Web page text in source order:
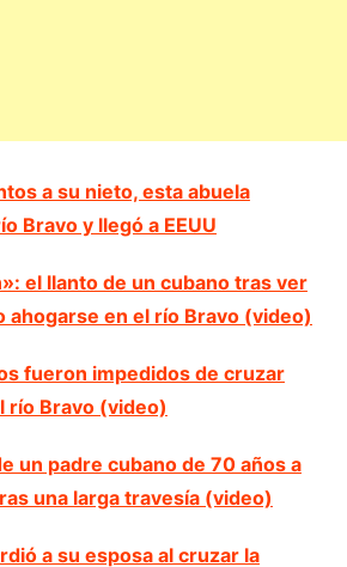
a su nieto, esta abuela
Bravo y llegó a EEUU
el llanto de un cubano tras ver
ahogarse en el río Bravo (video)
fueron impedidos de cruzar
río Bravo (video)
un padre cubano de 70 años a
una larga travesía (video)
a su esposa al cruzar la